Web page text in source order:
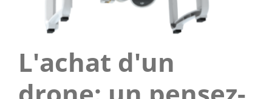
L'achat d'un